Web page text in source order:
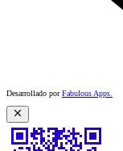
Desarrollado porFabulous Apps